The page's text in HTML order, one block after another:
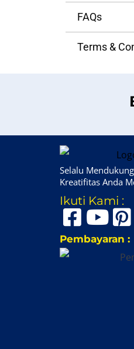
FAQs
Terms &
Selalu
Kreatifitas Anda
Ikuti Kami :
Pembayaran :